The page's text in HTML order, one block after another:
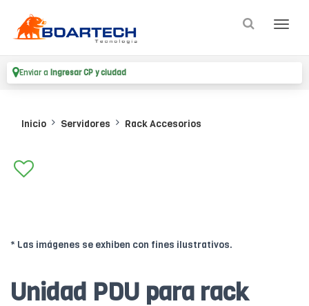
Enviar a Ingresar CP y ciudad
Inicio Servidores Rack Accesorios
* Las imágenes se exhiben con fines ilustrativos.
Unidad PDU para rack